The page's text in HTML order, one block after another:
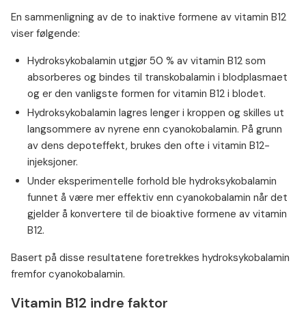
En sammenligning av de to inaktive formene av vitamin B12
viser følgende:
Hydroksykobalamin utgjør 50 % av vitamin B12 som
absorberes og bindes til transkobalamin i blodplasmaet
og er den vanligste formen for vitamin B12 i blodet.
Hydroksykobalamin lagres lenger i kroppen og skilles ut
langsommere av nyrene enn cyanokobalamin. På grunn
av dens depoteffekt, brukes den ofte i vitamin B12-
injeksjoner.
Under eksperimentelle forhold ble hydroksykobalamin
funnet å være mer effektiv enn cyanokobalamin når det
gjelder å konvertere til de bioaktive formene av vitamin
B12.
Basert på disse resultatene foretrekkes hydroksykobalamin
fremfor cyanokobalamin.
Vitamin B12 indre faktor